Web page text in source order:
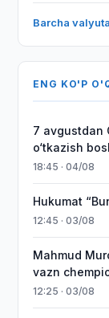
Barcha
ENG KO'P
7 avgustdan
o‘tkazish
18:45 · 04/08
Hukumat
12:45 · 03/08
Mahmud
vazn
12:25 · 03/08